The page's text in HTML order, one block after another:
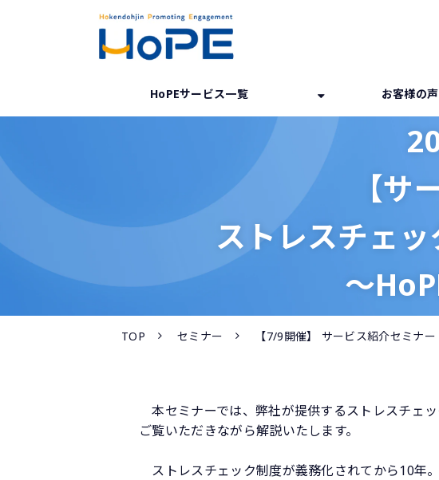
HoPEサービス一覧 お客様の声
【サ
ストレスチェ
～
TOP セミナー 【7/9開催】 サービス紹介セミナ
本セミナーでは、弊社が提供するストレスチェ
ご覧いただきながら解説いたします。
ストレスチェック制度が義務化されてから10年